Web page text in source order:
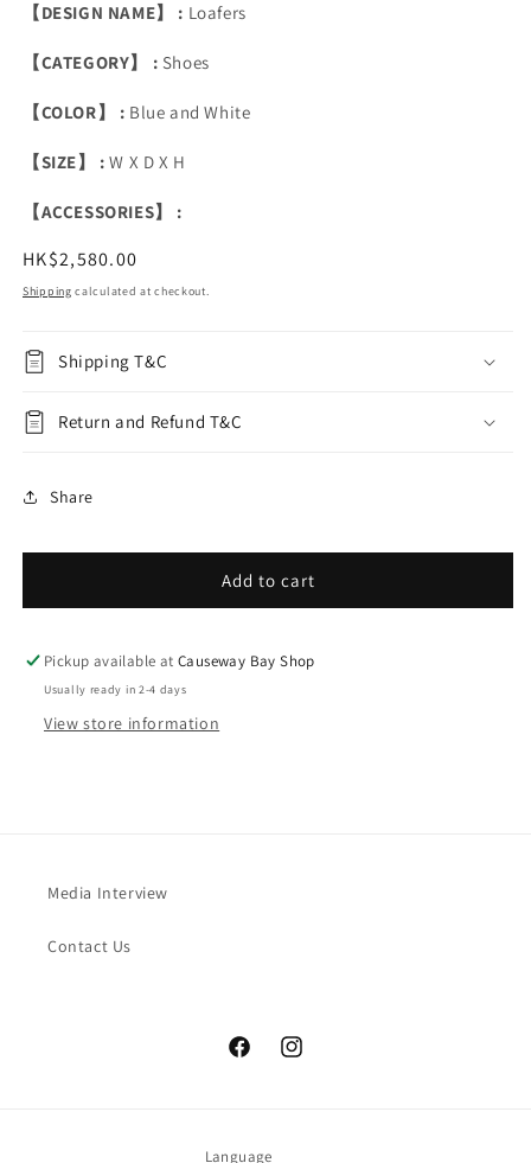
【DESIGN NAME】 : Loafers
【CATEGORY】 : Shoes
【COLOR】 : Blue and White
【SIZE】 :W X D X H
【ACCESSORIES】 :
Regular
price
HK$2,580.00
Shipping calculated at checkout.
Shipping T&C
Return and Refund T&C
Share
Add to cart
Pickup available atCauseway Bay Shop
Usually ready in 2-4 days
View store information
Media Interview
Contact Us
FacebookInstagram
Language